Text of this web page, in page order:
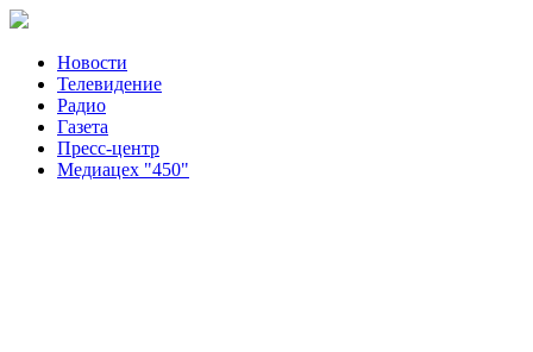
Новости
Телевидение
Радио
Газета
Пресс-центр
Медиацех "450"